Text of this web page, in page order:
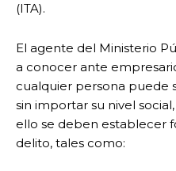
(ITA).
El agente del Ministerio
a conocer ante
cualquier persona puede
sin importar su nivel
ello se deben establecer
delito, tales como: